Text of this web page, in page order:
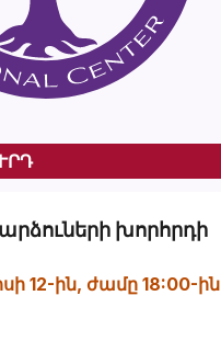
խորհրդի
12-ին, ժամը 18:00-ին